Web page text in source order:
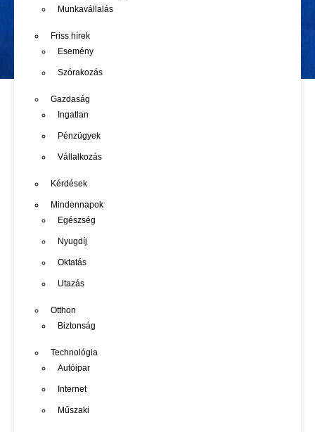
Munkavállalás
Friss hírek
Esemény
Szórakozás
Gazdaság
Ingatlan
Pénzügyek
Vállalkozás
Kérdések
Mindennapok
Egészség
Nyugdíj
Oktatás
Utazás
Otthon
Biztonság
Technológia
Autóipar
Internet
Műszaki